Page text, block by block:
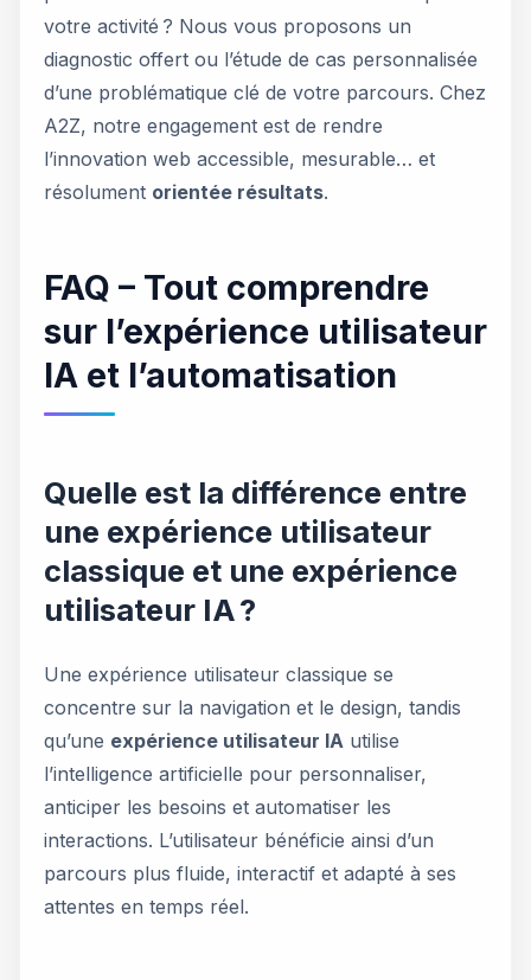
votre activité ? Nous vous proposons un
diagnostic offert ou l’étude de cas personnalisée
d’une problématique clé de votre parcours. Chez
A2Z, notre engagement est de rendre
l’innovation web accessible, mesurable… et
résolument orientée résultats.
FAQ – Tout comprendre
sur l’expérience utilisateur
IA et l’automatisation
Quelle est la différence entre
une expérience utilisateur
classique et une expérience
utilisateur IA ?
Une expérience utilisateur classique se
concentre sur la navigation et le design, tandis
qu’une expérience utilisateur IA utilise
l’intelligence artificielle pour personnaliser,
anticiper les besoins et automatiser les
interactions. L’utilisateur bénéficie ainsi d’un
parcours plus fluide, interactif et adapté à ses
attentes en temps réel.